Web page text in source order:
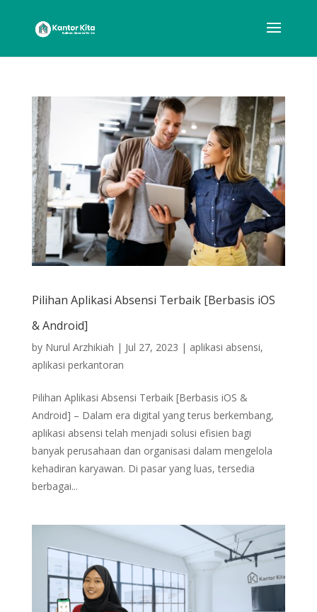
Pilihan Aplikasi Absensi Terbaik [Berbasis iOS
& Android]
by Nurul Arzhikiah | Jul 27, 2023 | aplikasi absensi,
aplikasi perkantoran
Pilihan Aplikasi Absensi Terbaik [Berbasis iOS &
Android] – Dalam era digital yang terus berkembang,
aplikasi absensi telah menjadi solusi efisien bagi
banyak perusahaan dan organisasi dalam mengelola
kehadiran karyawan. Di pasar yang luas, tersedia
berbagai...